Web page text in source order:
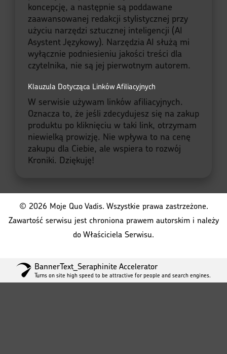
koncepcję, a następnie są poddawane
zaawansowanej redakcji stylistycznej przy
użyciu narzędzi sztucznej inteligencji (AI
Asystent Językowy). Narzędzia AI służą mi
wyłącznie podniesieniu jakości treści dla
czytelnika, nie są jej pierwotnym autorem.
Klauzula Dotycząca Linków Afiliacyjnych
W serwisie używam linków afiliacyjnych.
Oznacza to, że jeśli zdecydujesz się na zakup
produktu po kliknięciu w taki link, otrzymam
niewielką prowizję. Nie wpływa to na cenę
zakupu dla Ciebie, ale wspiera to rozwój
Kroniki. Dziękuję!
© 2026 Moje Quo Vadis. Wszystkie prawa zastrzeżone.
Zawartość serwisu jest chroniona prawem autorskim i należy
do Właściciela Serwisu.